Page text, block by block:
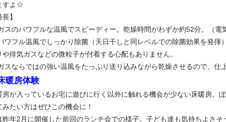
すよ☆
長】
スのパワフルな温風でスピーディー。乾燥時間がわずか約52分。（電
ワフル温風でしっかり除菌（天日干しと同レベルでの除菌効果を発揮）
や排気ガスなどの微粒子が付着する心配もありません。
スならではの強い温風をたっぷり送り込みながら乾燥させるので、仕
暖房体験
房が入っているお宅に遊びに行く以外に触れる機会が少ない床暖房。
みたい方はぜひこの機会に！
昨年2月に開催した前回のランチ会での様子。 子ども達も気持ちよさそ